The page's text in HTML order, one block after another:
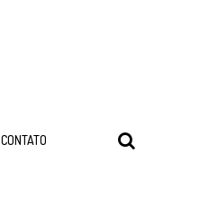
CONTATO